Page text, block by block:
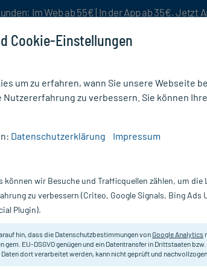
Im Web ab 55€ | In der App ab 35€. Jetzt
Nur für kurze Zeit:Gratis-Versand* ab 19€
5,5 mg
Darreichung:
Cookie-Einstellungen
um zu erfahren, wann Sie unsere Webseite
Nutzererfahrung zu verbessern. Sie können
Datenschutzerklärung Impressum
können wir Besuche und Trafficquellen zählen, um die
zu verbessern (Criteo, Google Signals, Bing Ads
Plugin).
hin, dass die Datenschutzbestimmungen vonGoogle Analytics
gem. EU-DSGVO genügen und ein Datentransfer in Drittstaaten
Daten dort verarbeitet werden, kann nicht geprüft und